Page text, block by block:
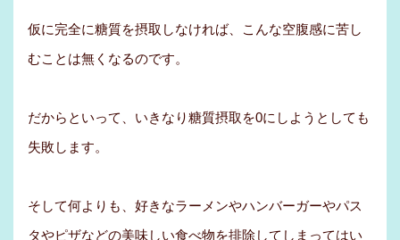
仮に完全に糖質を摂取しなければ、こんな空腹感に苦し
むことは無くなるのです。
だからといって、いきなり糖質摂取を0にしようとしても
失敗します。
そして何よりも、好きなラーメンやハンバーガーやパス
タやピザなどの美味しい食べ物を排除してしまってはい